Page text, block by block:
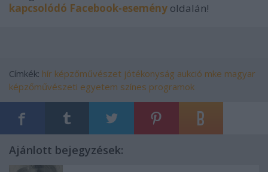
kapcsolódó Facebook-esemény oldalán!
Címkék: hír képzőművészet jótékonyság aukció mke magyar
képzőművészeti egyetem színes programok
Ajánlott bejegyzések: